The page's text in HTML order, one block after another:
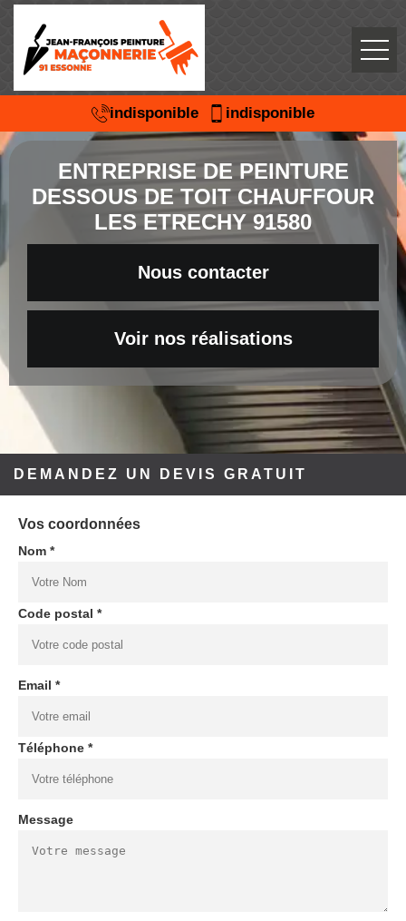
indisponible indisponible
ENTREPRISE DE PEINTURE
DESSOUS DE TOIT CHAUFFOUR
LES ETRECHY 91580
Nous contacter
Voir nos réalisations
DEMANDEZ UN DEVIS GRATUIT
Vos coordonnées
Nom *
Code postal *
Email *
Téléphone *
Message